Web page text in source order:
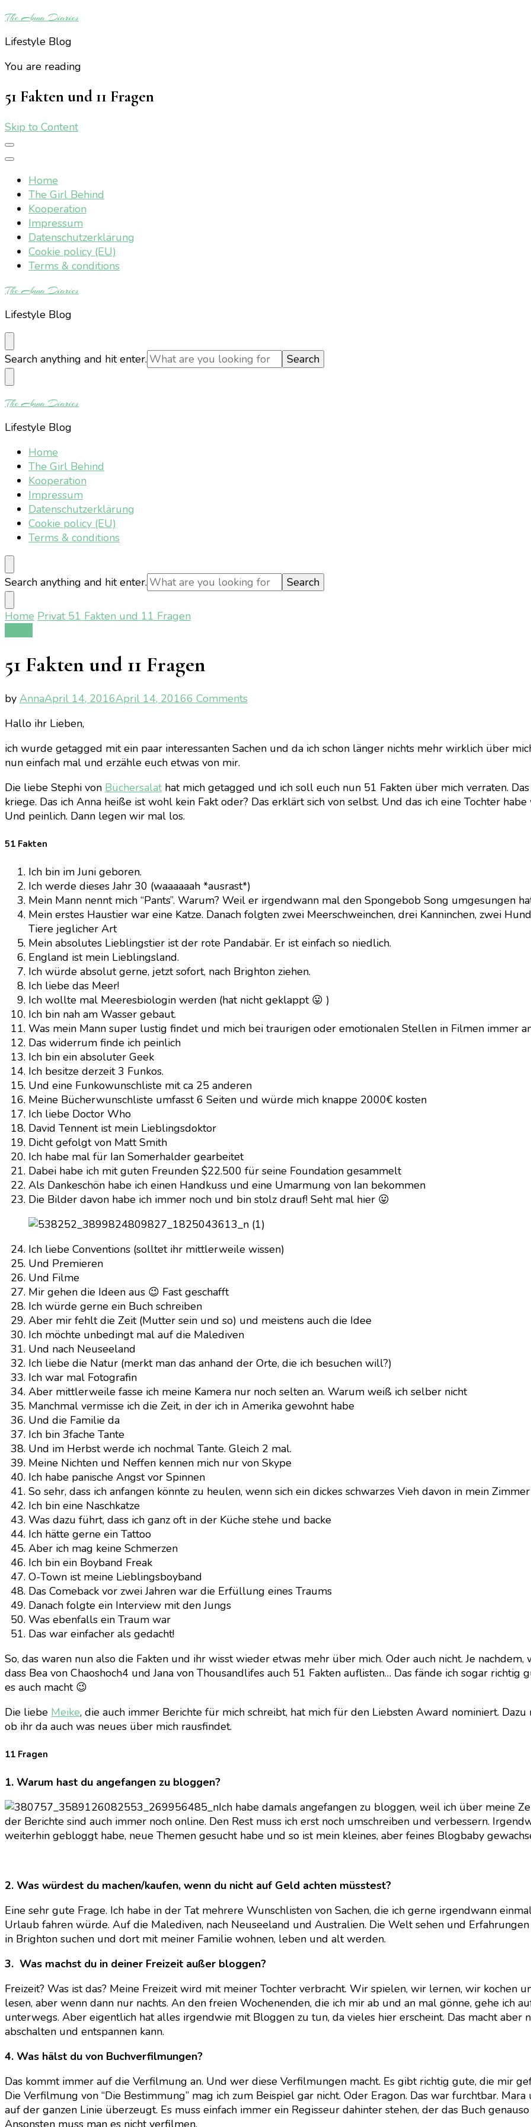
The Anna Diaries
Lifestyle Blog
You are reading
51 Fakten und 11 Fragen
Skip to Content
Home
The Girl Behind
Kooperation
Impressum
Datenschutzerklärung
Cookie policy (EU)
Terms & conditions
The Anna Diaries
Lifestyle Blog
Looking
for
Something?
Search anything and hit enter.
The Anna Diaries
Lifestyle Blog
Home
The Girl Behind
Kooperation
Impressum
Datenschutzerklärung
Cookie policy (EU)
Terms & conditions
Looking
for
Something?
Search anything and hit enter.
Home Privat 51 Fakten und 11 Fragen
51 Fakten und 11 Fragen
by AnnaApril 14, 2016April 14, 20166 Commentson
und
11
Hallo ihr Lieben,
ich wurde getagged mit ein paar interessanten Sachen und da ich schon länger nichts mehr wirklich über
nun einfach mal und erzähle euch etwas von mir.
Die liebe Stephi von Büchersalathat mich getagged und ich soll euch nun 51 Fakten über mich verraten.
kriege. Das ich Anna heiße ist wohl kein Fakt oder? Das erklärt sich von selbst. Und das ich eine Tochter
Und peinlich. Dann legen wir mal los.
51 Fakten
Ich bin im Juni geboren.
Ich werde dieses Jahr 30 (waaaaaah *ausrast*)
Mein Mann nennt mich “Pants”. Warum? Weil er irgendwann mal den Spongebob Song umgesungen
Mein erstes Haustier war eine Katze. Danach folgten zwei Meerschweinchen, drei Kanninchen, zwei
Tiere jeglicher Art
Mein absolutes Lieblingstier ist der rote Pandabär. Er ist einfach so niedlich.
England ist mein Lieblingsland.
Ich würde absolut gerne, jetzt sofort, nach Brighton ziehen.
Ich liebe das Meer!
Ich wollte mal Meeresbiologin werden (hat nicht geklappt 😛 )
Ich bin nah am Wasser gebaut.
Was mein Mann super lustig findet und mich bei traurigen oder emotionalen Stellen in Filmen immer
Das widerrum finde ich peinlich
Ich bin ein absoluter Geek
Ich besitze derzeit 3 Funkos.
Und eine Funkowunschliste mit ca 25 anderen
Meine Bücherwunschliste umfasst 6 Seiten und würde mich knappe 2000€ kosten
Ich liebe Doctor Who
David Tennent ist mein Lieblingsdoktor
Dicht gefolgt von Matt Smith
Ich habe mal für Ian Somerhalder gearbeitet
Dabei habe ich mit guten Freunden $22.500 für seine Foundation gesammelt
Als Dankeschön habe ich einen Handkuss und eine Umarmung von Ian bekommen
Die Bilder davon habe ich immer noch und bin stolz drauf! Seht mal hier 😛
Ich liebe Conventions (solltet ihr mittlerweile wissen)
Und Premieren
Und Filme
Mir gehen die Ideen aus 😉 Fast geschafft
Ich würde gerne ein Buch schreiben
Aber mir fehlt die Zeit (Mutter sein und so) und meistens auch die Idee
Ich möchte unbedingt mal auf die Malediven
Und nach Neuseeland
Ich liebe die Natur (merkt man das anhand der Orte, die ich besuchen will?)
Ich war mal Fotografin
Aber mittlerweile fasse ich meine Kamera nur noch selten an. Warum weiß ich selber nicht
Manchmal vermisse ich die Zeit, in der ich in Amerika gewohnt habe
Und die Familie da
Ich bin 3fache Tante
Und im Herbst werde ich nochmal Tante. Gleich 2 mal.
Meine Nichten und Neffen kennen mich nur von Skype
Ich habe panische Angst vor Spinnen
So sehr, dass ich anfangen könnte zu heulen, wenn sich ein dickes schwarzes Vieh davon in mein
Ich bin eine Naschkatze
Was dazu führt, dass ich ganz oft in der Küche stehe und backe
Ich hätte gerne ein Tattoo
Aber ich mag keine Schmerzen
Ich bin ein Boyband Freak
O-Town ist meine Lieblingsboyband
Das Comeback vor zwei Jahren war die Erfüllung eines Traums
Danach folgte ein Interview mit den Jungs
Was ebenfalls ein Traum war
Das war einfacher als gedacht!
So, das waren nun also die Fakten und ihr wisst wieder etwas mehr über mich. Oder auch nicht. Je
dass Bea von Chaoshoch4 und Jana von Thousandlifes auch 51 Fakten auflisten… Das fände ich sogar
es auch macht 😉
Die liebe Meike, die auch immer Berichte für mich schreibt, hat mich für den Liebsten Award nominiert.
ob ihr da auch was neues über mich rausfindet.
11 Fragen
1. Warum hast du angefangen zu bloggen?
Ich habe damals angefangen zu bloggen, weil ich über meine
der Berichte sind auch immer noch online. Den Rest muss ich erst noch umschreiben und verbessern.
weiterhin gebloggt habe, neue Themen gesucht habe und so ist mein kleines, aber feines Blogbaby
2. Was würdest du machen/kaufen, wenn du nicht auf Geld achten müsstest?
Eine sehr gute Frage. Ich habe in der Tat mehrere Wunschlisten von Sachen, die ich gerne irgendwann
Urlaub fahren würde. Auf die Malediven, nach Neuseeland und Australien. Die Welt sehen und
in Brighton suchen und dort mit meiner Familie wohnen, leben und alt werden.
3. Was machst du in deiner Freizeit außer bloggen?
Freizeit? Was ist das? Meine Freizeit wird mit meiner Tochter verbracht. Wir spielen, wir lernen, wir kochen
lesen, aber wenn dann nur nachts. An den freien Wochenenden, die ich mir ab und an mal gönne, gehe ich
unterwegs. Aber eigentlich hat alles irgendwie mit Bloggen zu tun, da vieles hier erscheint. Das macht aber
abschalten und entspannen kann.
4. Was hälst du von Buchverfilmungen?
Das kommt immer auf die Verfilmung an. Und wer diese Verfilmungen macht. Es gibt richtig gute, die mir
Die Verfilmung von “Die Bestimmung” mag ich zum Beispiel gar nicht. Oder Eragon. Das war furchtbar.
auf der ganzen Linie überzeugt. Es muss einfach immer ein Regisseur dahinter stehen, der das Buch
Ansonsten muss man es nicht verfilmen.